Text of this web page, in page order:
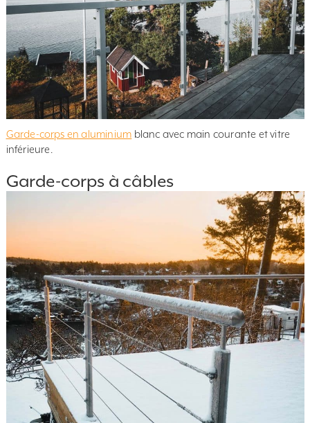
Garde-corps en aluminium blanc avec main courante et vitre
inférieure.
Garde-corps à câbles